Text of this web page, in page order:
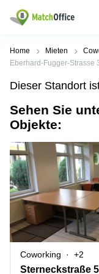
Mieten / Vermieten
Produktseiten
Büro
mieten
Center
Coworking
Seminarraum
Virtual
Office
Beliebte
Städte
Büro
mieten
Coworking
Space
Wien
Seminarraum
Wien
Geschäftsadresse
mieten Wien
Büro
Beliebte
Suchanfragen
Tuchlauben
7A
Leopold-
Ungar-
Platz 2
Ausstellungsstraße
50
Wienerbergstraße
11
Margaretenstraße
70
Hilfe
Über uns
Büro vermieten
Preis
Anmelden
Home Mieten
Eberhard-Fugger-Strasse
Dieser Standort
Sehen Sie
Objekte:
Coworking +2
Sterneckstraße